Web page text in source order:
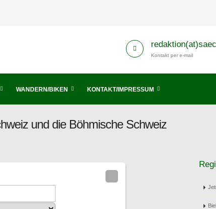
Kontakt per e-mail
WANDERN/BIKEN KONTAKT/IMPRESSUM
und die Böhmische Schweiz